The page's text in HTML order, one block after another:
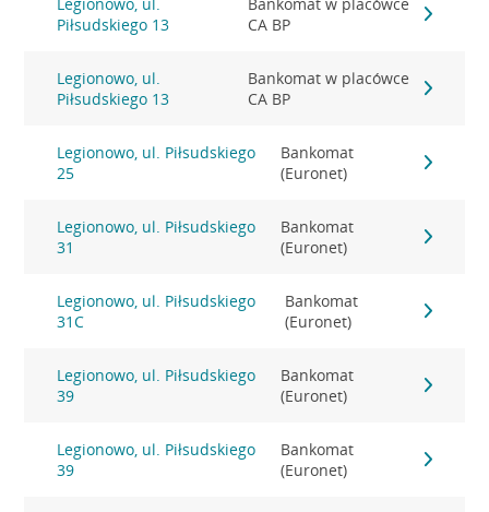
Piłsudskiego 13
CA BP
Legionowo, ul.
Piłsudskiego 13
Bankomat w placówce
CA BP
Legionowo, ul. Piłsudskiego
25
Bankomat
(Euronet)
Legionowo, ul. Piłsudskiego
31
Bankomat
(Euronet)
Legionowo, ul. Piłsudskiego
31C
Bankomat
(Euronet)
Legionowo, ul. Piłsudskiego
39
Bankomat
(Euronet)
Legionowo, ul. Piłsudskiego
39
Bankomat
(Euronet)